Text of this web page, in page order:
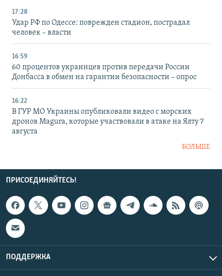
17:28
Удар РФ по Одессе: поврежден стадион, пострадал
человек – власти
16:59
60 процентов украинцев против передачи России
Донбасса в обмен на гарантии безопасности – опрос
16:22
В ГУР МО Украины опубликовали видео с морских
дронов Magura, которые участвовали в атаке на Ялту 7
августа
БОЛЬШЕ
ПРИСОЕДИНЯЙТЕСЬ!
ПОДДЕРЖКА